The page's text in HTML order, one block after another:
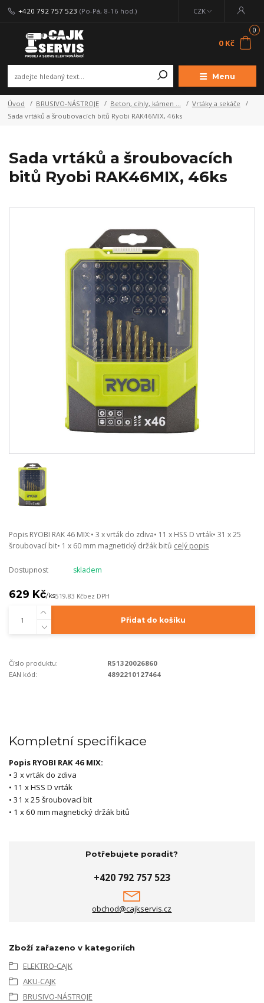
Menu
CZK
+420 792 757 523 (Po-Pá, 8-16 hod.)
0
0 Kč
Úvod BRUSIVO-NÁSTROJE Beton, cihly, kámen ...
Vrtáky a sekáče
Sada vrtáků a šroubovacích bitů Ryobi RAK46MIX, 46ks
Sada vrtáků a šroubovacích
bitů Ryobi RAK46MIX, 46ks
Popis RYOBI RAK 46 MIX:• 3 x vrták do zdiva• 11 x HSS D vrták• 31 x 25
šroubovací bit• 1 x 60 mm magnetický držák bitů celý popis
Dostupnost skladem
629 Kč/ks519,83 Kčbez DPH
Přidat do košíku
Číslo produktu:
R51320026860
EAN kód:
4892210127464
Kompletní specifikace
Popis RYOBI RAK 46 MIX:
• 3 x vrták do zdiva
• 11 x HSS D vrták
• 31 x 25 šroubovací bit
• 1 x 60 mm magnetický držák bitů
Potřebujete poradit?
+420 792 757 523
obchod@cajkservis.cz
Zboží zařazeno v kategoriích
ELEKTRO-CAJK
AKU-CAJK
BRUSIVO-NÁSTROJE